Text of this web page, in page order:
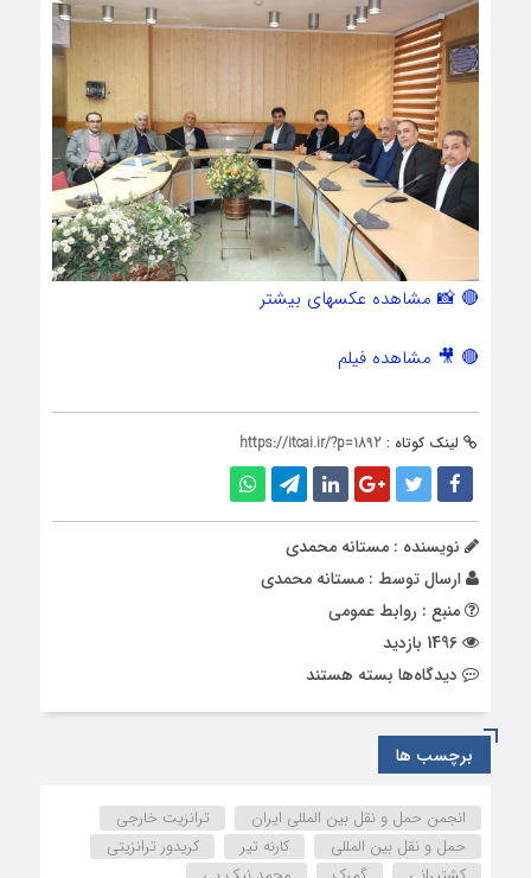
🔴 📸 مشاهده عکسهای بیشتر
🔴 🎥 مشاهده فیلم
لینک کوتاه : https://itcai.ir/?p=1892
نویسنده : مستانه محمدی
ارسال توسط : مستانه محمدی
منبع : روابط عمومی
دیدگاه‌ها برای
انجمن‌های
حمل‌ونقل
بین‌المللی
به
بسته هستند
برچسب ها
انجمن حمل و نقل بین المللی ایران
ترانزیت خارجی
حمل و نقل بین المللی
کارنه تیر
کریدور ترانزیتی